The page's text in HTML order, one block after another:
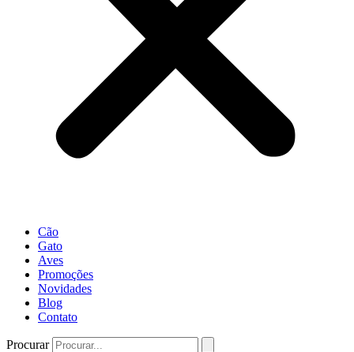
Cão
Gato
Aves
Promoções
Novidades
Blog
Contato
Procurar